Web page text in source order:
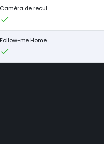
Caméra de recul
Follow-me Home